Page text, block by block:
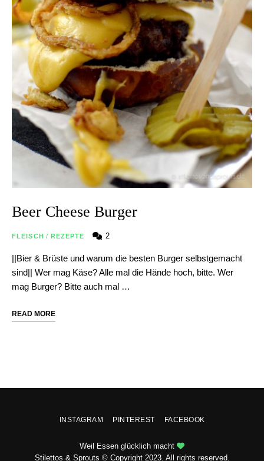
Beer Cheese Burger
FLEISCH / REZEPTE 2
||Bier & Brüste und warum die besten Burger selbstgemacht
sind|| Wer mag Käse? Alle mal die Hände hoch, bitte. Wer
mag Burger? Bitte auch mal …
READ MORE
INSTAGRAM PINTEREST FACEBOOK
Weil Essen glücklich macht
Stilettos & Sprouts © Copyright 2023. All rights reserved.